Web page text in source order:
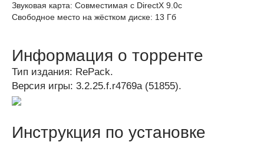
Звуковая карта: Совместимая с DirectX 9.0c
Свободное место на жёстком диске: 13 Гб
Информация о торренте
Тип издания: RePack.
Версия игры: 3.2.25.f.r4769a (51855).
Инструкция по установке